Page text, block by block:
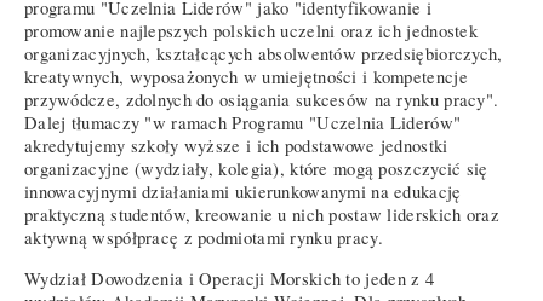
programu "Uczelnia Liderów" jako "identyfikowanie i
promowanie najlepszych polskich uczelni oraz ich jednostek
organizacyjnych, kształcących absolwentów przedsiębiorczych,
kreatywnych, wyposażonych w umiejętności i kompetencje
przywódcze, zdolnych do osiągania sukcesów na rynku pracy".
Dalej tłumaczy "w ramach Programu "Uczelnia Liderów"
akredytujemy szkoły wyższe i ich podstawowe jednostki
organizacyjne (wydziały, kolegia), które mogą poszczycić się
innowacyjnymi działaniami ukierunkowanymi na edukację
praktyczną studentów, kreowanie u nich postaw liderskich oraz
aktywną współpracę z podmiotami rynku pracy.
Wydział Dowodzenia i Operacji Morskich to jeden z 4